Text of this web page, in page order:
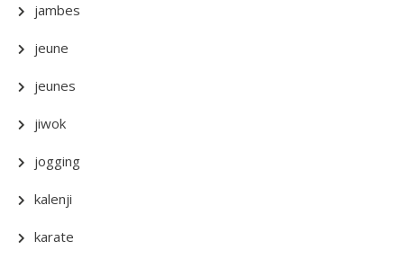
jambes
jeune
jeunes
jiwok
jogging
kalenji
karate